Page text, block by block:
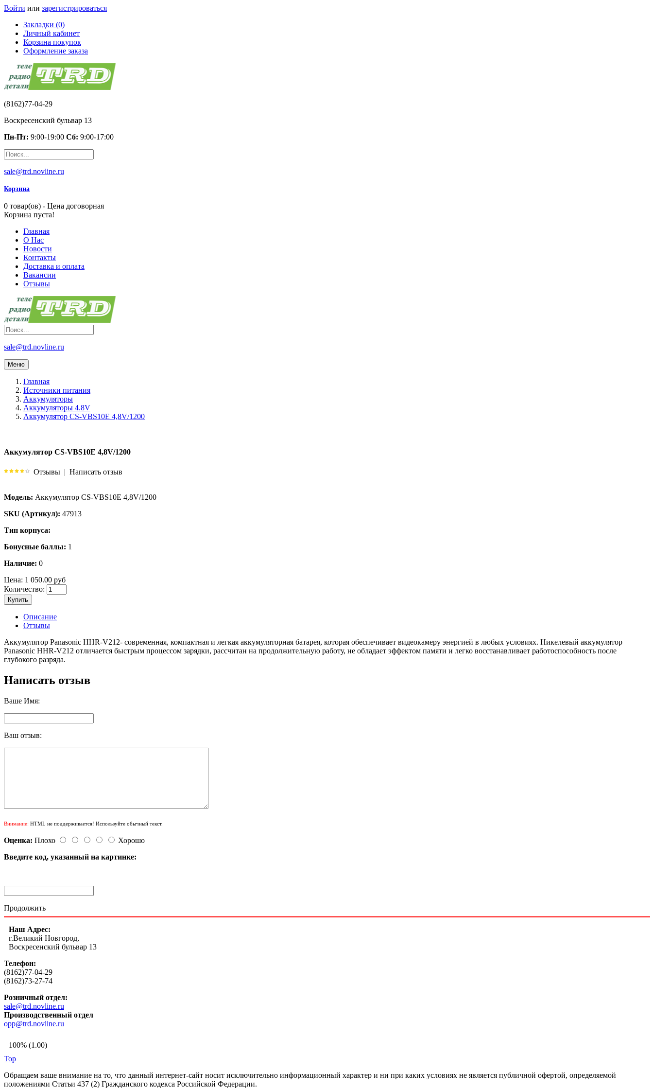
Войти или зарегистрироваться
Закладки (0)
Личный кабинет
Корзина покупок
Оформление заказа
(8162)77-04-29
Воскресенский бульвар 13
Пн-Пт: 9:00-19:00 Сб: 9:00-17:00
sale@trd.novline.ru
Корзина
0 товар(ов) - Цена договорная
Корзина пуста!
Главная
О Нас
Новости
Контакты
Доставка и оплата
Вакансии
Отзывы
sale@trd.novline.ru
Меню
Главная
Источники питания
Аккумуляторы
Аккумуляторы 4.8V
Аккумулятор CS-VBS10E 4,8V/1200
Аккумулятор CS-VBS10E 4,8V/1200
Отзывы | Написать отзыв
Модель: Аккумулятор CS-VBS10E 4,8V/1200
SKU (Артикул): 47913
Тип корпуса:
Бонусные баллы: 1
Наличие: 0
Цена: 1 050.00 руб
Количество:
Купить
Описание
Отзывы
Аккумулятор Panasonic HHR-V212- современная, компактная и легкая аккумуляторная батарея, которая обеспечивает видеокамеру энергией в любых условиях. Никелевый аккумулятор
Panasonic HHR-V212 отличается быстрым процессом зарядки, рассчитан на продолжительную работу, не обладает эффектом памяти и легко восстанавливает работоспособность после
глубокого разряда.
Написать отзыв
Ваше Имя:
Ваш отзыв:
Внимание: HTML не поддерживается! Используйте обычный текст.
Оценка: Плохо
Хорошо
Введите код, указанный на картинке:
Продолжить
Наш Адрес:
г.Великий Новгород,
Воскресенский бульвар 13
Телефон:
(8162)77-04-29
(8162)73-27-74
Розничный отдел:
sale@trd.novline.ru
Производственный отдел
opp@trd.novline.ru
100% (1.00)
Top
Обращаем ваше внимание на то, что данный интернет-сайт носит исключительно информационный характер и ни при каких условиях не является публичной офертой, определяемой
положениями Статьи 437 (2) Гражданского кодекса Российской Федерации.